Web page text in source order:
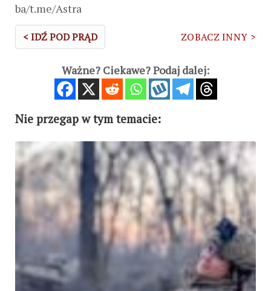
ba/t.me/Astra
< IDŹ POD PRĄD ZOBACZ INNY >
Ważne? Ciekawe? Podaj dalej:
Nie przegap w tym temacie: